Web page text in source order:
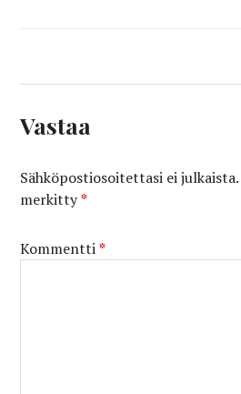
Vastaa
Sähköpostiosoitettasi ei julkaista.
merkitty*
Kommentti*